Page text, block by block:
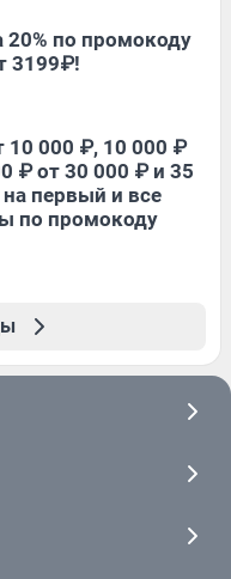
20% по промокоду
3199₽!
10 000 ₽, 10 000 ₽
₽ от 30 000 ₽ и 35
первый и все
по промокоду